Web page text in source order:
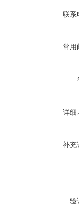
联系
常用
详细
补充
验